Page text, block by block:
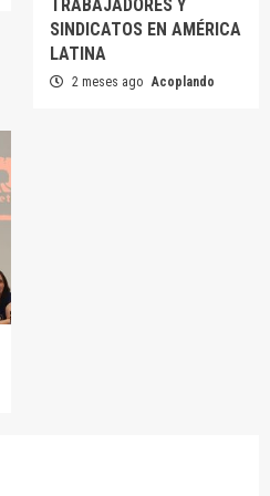
TRABAJADORES Y
SINDICATOS EN AMÉRICA
LATINA
2 meses ago Acoplando